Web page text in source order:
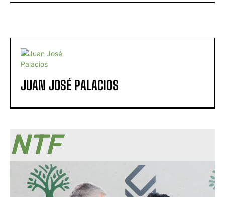
JUAN JOSÉ PALACIOS
NTF